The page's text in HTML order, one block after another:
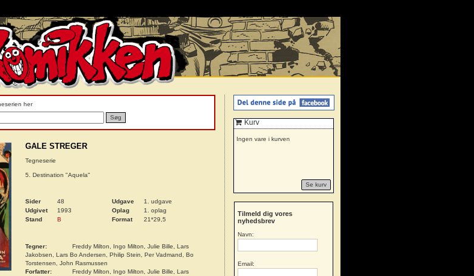
her
Søg
GALE STREGER
Tegneserie
5. Destination "Aquela"
Sider
48
Udgivet
1993
Stand
B
Udgave
1. udgave
Oplag
1. oplag
Format
21*29,5
Tegner:
Freddy Milton, Ingo Milton, Julie Bille, Lars
Jakobsen, Lars Bo Andersen, Philip Stein, Per Vadmand, Bo
Torstensen, John Rasmussen
Forfatter:
Freddy Milton, Ingo Milton, Julie Bille, Lars
Kurv
Ingen vare i kurven
Se kurv
Tilmeld dig vores
nyhedsbrev
Navn:
Email: